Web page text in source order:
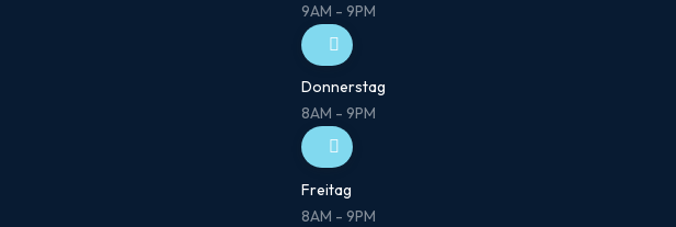
9AM - 9PM
Donnerstag
8AM - 9PM
Freitag
8AM - 9PM